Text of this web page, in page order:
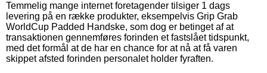
Temmelig mange internet foretagender tilsiger 1 dags
levering på en række produkter, eksempelvis Grip Grab
WorldCup Padded Handske, som dog er betinget af at
transaktionen gennemføres forinden et fastslået tidspunkt,
med det formål at de har en chance for at nå at få varen
skippet afsted forinden personalet holder fyraften.